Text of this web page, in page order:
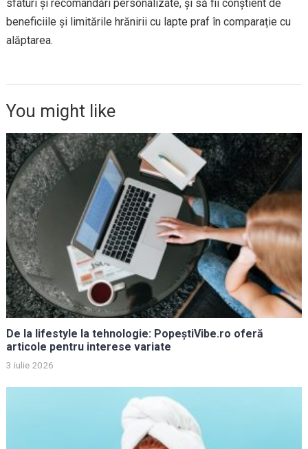
sfaturi și recomandări personalizate, și să fii conștient de
beneficiile și limitările hrănirii cu lapte praf în comparație cu
alăptarea.
You might like
De la lifestyle la tehnologie: PopeștiVibe.ro oferă
articole pentru interese variate
3 iulie 2026